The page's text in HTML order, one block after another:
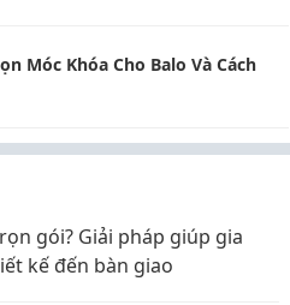
Móc Khóa Cho Balo Và Cách
gói? Giải pháp giúp gia
kế đến bàn giao